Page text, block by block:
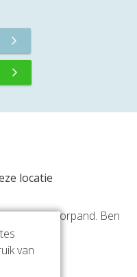
locatie
dit kantoorpand. Ben
van